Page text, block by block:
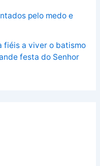
pelo medo e
fiéis a viver o batismo
festa do Senhor